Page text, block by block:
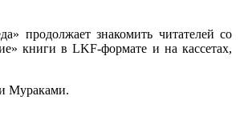
продолжает знакомить читателей со
книги в LKF-формате и на кассетах,
Мураками.